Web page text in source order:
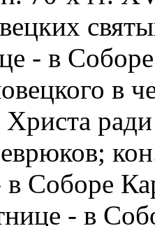
- в
в
в Соборе
- в